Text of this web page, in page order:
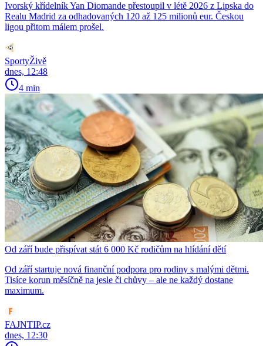
Ivorský křídelník Yan Diomande přestoupil v létě 2026 z Lipska do
Realu Madrid za odhadovaných 120 až 125 milionů eur. Českou
ligou přitom málem prošel.
SportyŽivě
dnes, 12:48
4 min
Od září bude přispívat stát 6 000 Kč rodičům na hlídání dětí
Od září startuje nová finanční podpora pro rodiny s malými dětmi.
Tisíce korun měsíčně na jesle či chůvy – ale ne každý dostane
maximum.
FAJNTIP.cz
dnes, 12:30